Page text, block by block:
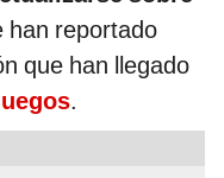
han reportado
que han llegado
.